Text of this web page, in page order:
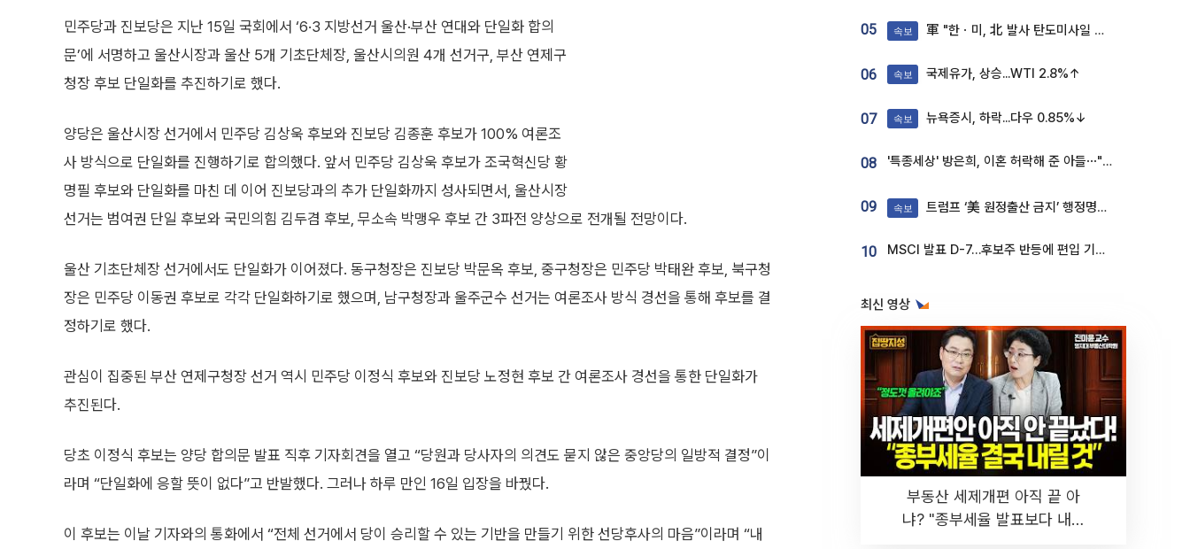
민주당과 진보당은 지난 15일 국회에서 ‘6·3 지방선거 울산·부산 연대와 단일화 합의
문’에 서명하고 울산시장과 울산 5개 기초단체장, 울산시의원 4개 선거구, 부산 연제구
청장 후보 단일화를 추진하기로 했다.
양당은 울산시장 선거에서 민주당 김상욱 후보와 진보당 김종훈 후보가 100% 여론조
사 방식으로 단일화를 진행하기로 합의했다. 앞서 민주당 김상욱 후보가 조국혁신당 황
명필 후보와 단일화를 마친 데 이어 진보당과의 추가 단일화까지 성사되면서, 울산시장
선거는 범여권 단일 후보와 국민의힘 김두겸 후보, 무소속 박맹우 후보 간 3파전 양상으로 전개될 전망이다.
울산 기초단체장 선거에서도 단일화가 이어졌다. 동구청장은 진보당 박문옥 후보, 중구청장은 민주당 박태완 후보, 북구청
장은 민주당 이동권 후보로 각각 단일화하기로 했으며, 남구청장과 울주군수 선거는 여론조사 방식 경선을 통해 후보를 결
정하기로 했다.
관심이 집중된 부산 연제구청장 선거 역시 민주당 이정식 후보와 진보당 노정현 후보 간 여론조사 경선을 통한 단일화가
추진된다.
당초 이정식 후보는 양당 합의문 발표 직후 기자회견을 열고 “당원과 당사자의 의견도 묻지 않은 중앙당의 일방적 결정”이
라며 “단일화에 응할 뜻이 없다”고 반발했다. 그러나 하루 만인 16일 입장을 바꿨다.
이 후보는 이날 기자와의 통화에서 “전체 선거에서 당이 승리할 수 있는 기반을 만들기 위한 선당후사의 마음”이라며 “내
05 속보 軍 "한ㆍ미, 北 발사 탄도미사일 제원 정밀분석 중"
06 속보 국제유가, 상승...WTI 2.8%↑
07 속보 뉴욕증시, 하락...다우 0.85%↓
08 '특종세상' 방은희, 이혼 허락해 준 아들⋯"너무 잘 커줬다" 오열
09 속보 트럼프 ‘美 원정출산 금지’ 행정명령 서명
10 MSCI 발표 D-7…후보주 반등에 편입 기대 재점화
최신 영상
부동산 세제개편 아직 끝 아
냐? "종부세율 발표보다 내릴